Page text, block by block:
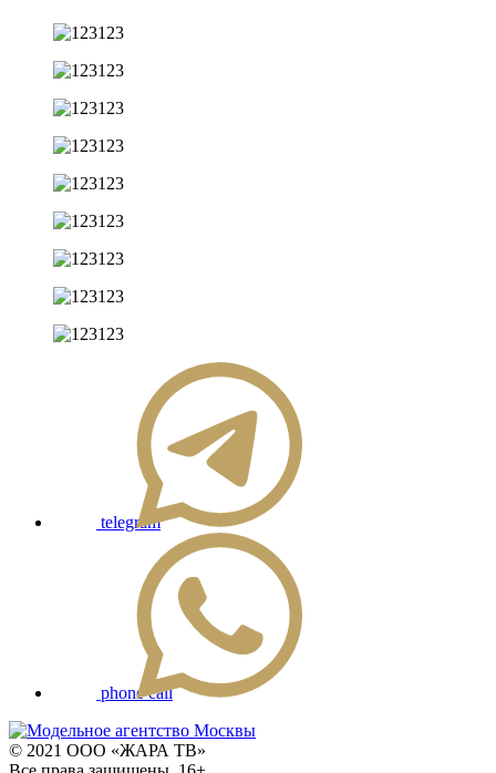
telegram
phone call
© 2021 ООО «ЖАРА ТВ»